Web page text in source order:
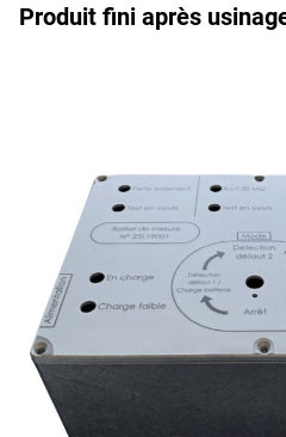
Produit fini après